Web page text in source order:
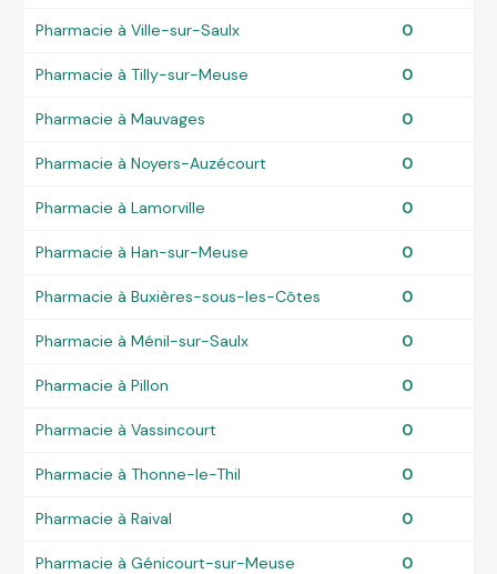
Pharmacie à Ville-sur-Saulx 0
Pharmacie à Tilly-sur-Meuse 0
Pharmacie à Mauvages 0
Pharmacie à Noyers-Auzécourt 0
Pharmacie à Lamorville 0
Pharmacie à Han-sur-Meuse 0
Pharmacie à Buxières-sous-les-Côtes 0
Pharmacie à Ménil-sur-Saulx 0
Pharmacie à Pillon 0
Pharmacie à Vassincourt 0
Pharmacie à Thonne-le-Thil 0
Pharmacie à Raival 0
Pharmacie à Génicourt-sur-Meuse 0